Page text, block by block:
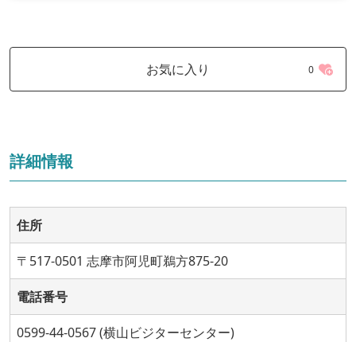
お気に入り 0
詳細情報
住所
〒517-0501 志摩市阿児町鵜方875-20
電話番号
0599-44-0567 (横山ビジターセンター)